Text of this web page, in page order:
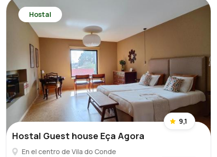
Hostal
9,1
Hostal Guest house Eça Agora
En el centro de Vila do Conde